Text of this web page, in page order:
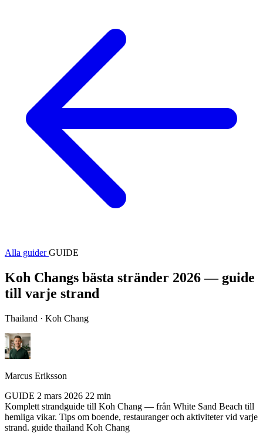
Alla guiderGUIDE
Koh Changs bästa stränder 2026 — guide
till varje strand
Thailand · Koh Chang
Marcus Eriksson
GUIDE 2 mars 2026 22 min
Komplett strandguide till Koh Chang — från White Sand Beach till
hemliga vikar. Tips om boende, restauranger och aktiviteter vid varje
strand. guide thailand Koh Chang